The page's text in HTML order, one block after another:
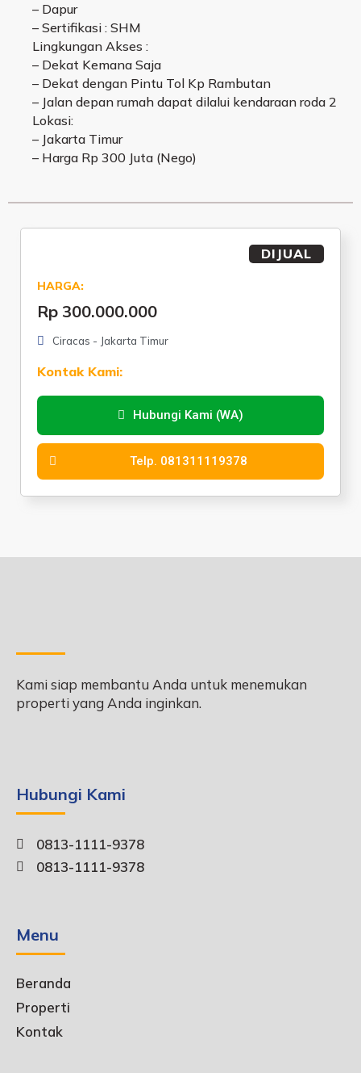
– Dapur
– Sertifikasi : SHM
Lingkungan Akses :
– Dekat Kemana Saja
– Dekat dengan Pintu Tol Kp Rambutan
– Jalan depan rumah dapat dilalui kendaraan roda 2
Lokasi:
– Jakarta Timur
– Harga Rp 300 Juta (Nego)
DIJUAL
HARGA:
Rp 300.000.000
Ciracas - Jakarta Timur
Kontak Kami:
Hubungi Kami (WA)
Telp. 081311119378
Kami siap membantu Anda untuk menemukan
properti yang Anda inginkan.
Hubungi Kami
0813-1111-9378
0813-1111-9378
Menu
Beranda
Properti
Kontak